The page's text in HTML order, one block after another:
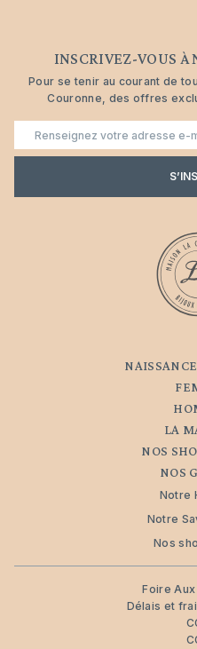
INSCRIVEZ-VOUS À
Pour se tenir au courant de
Couronne, des offres
LA
NOS
NOS
Notre
Notre
Nos
Foire
Délais et